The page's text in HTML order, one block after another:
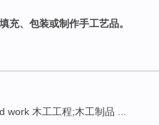
充、包装或制作手工艺品。
work 木工工程;木工制品 ...